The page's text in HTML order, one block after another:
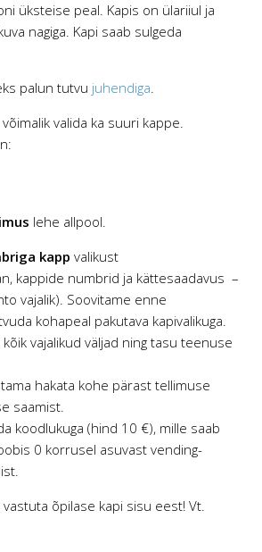
üksteise peal. Kapis on ülariiul ja
nagiga. Kapi saab sulgeda
palun tutvu juhendiga.
valida ka suuri kappe.
lehe allpool.
kapp valikust
kappide numbrid ja kättesaadavus –
vajalik). Soovitame enne
kohapeal pakutava kapivalikuga.
kõik vajalikud väljad ning tasu teenuse
hakata kohe pärast tellimuse
saamist.
koodlukuga (hind 10 €), mille saab
0 korrusel asuvast vending-
vastuta õpilase kapi sisu eest! Vt.